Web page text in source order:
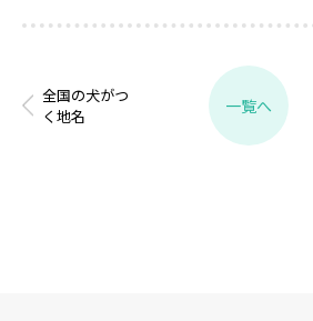
全国の犬がつ
く地名
一覧へ